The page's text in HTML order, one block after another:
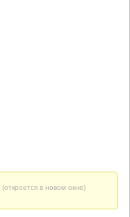
(откроется в новом окне)